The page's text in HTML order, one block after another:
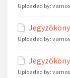
Uploaded by:
Uploaded by:
Uploaded by: